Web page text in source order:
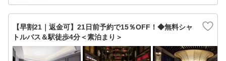
【早割21｜返金可】21日前予約で15％OFF！◆無料シャ
トルバス＆駅徒歩4分＜素泊まり＞